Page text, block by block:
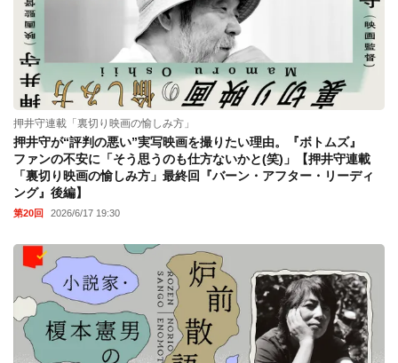
押井守連載「裏切り映画の愉しみ方」
押井守が“評判の悪い”実写映画を撮りたい理由。『ボトムズ』
ファンの不安に「そう思うのも仕方ないかと(笑)」【押井守連載
「裏切り映画の愉しみ方」最終回『バーン・アフター・リーディ
ング』後編】
第20回 2026/6/17 19:30